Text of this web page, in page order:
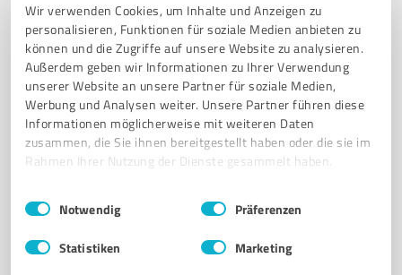
Wir verwenden Cookies, um Inhalte und Anzeigen zu
personalisieren, Funktionen für soziale Medien anbieten zu
können und die Zugriffe auf unsere Website zu analysieren.
Außerdem geben wir Informationen zu Ihrer Verwendung
unserer Website an unsere Partner für soziale Medien,
Werbung und Analysen weiter. Unsere Partner führen diese
Informationen möglicherweise mit weiteren Daten
zusammen, die Sie ihnen bereitgestellt haben oder die sie im
Rahmen Ihrer Nutzung der Dienste gesammelt haben.
Impressum Datenschutzbestimmungen
Einwilligungsauswahl
Notwendig Präferenzen
Statistiken Marketing
6 Bauwesen
SH Natursteine GmbH & Co. KG
SH Natursteine GmbH & Co. KG – Ihr Partner für
hochwertige Natursteinprodukte
SCHOTTER SPLITTEN STRASSENBAUMATERIALIEN
TRANSPORTBETON ASPHALTMISCHGUT
Bahnhofstraße 7b, 06193 Wettin-Löbejün
rohstoffgewinner.com/